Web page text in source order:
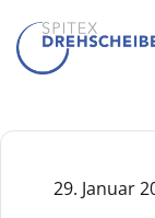
29. Januar